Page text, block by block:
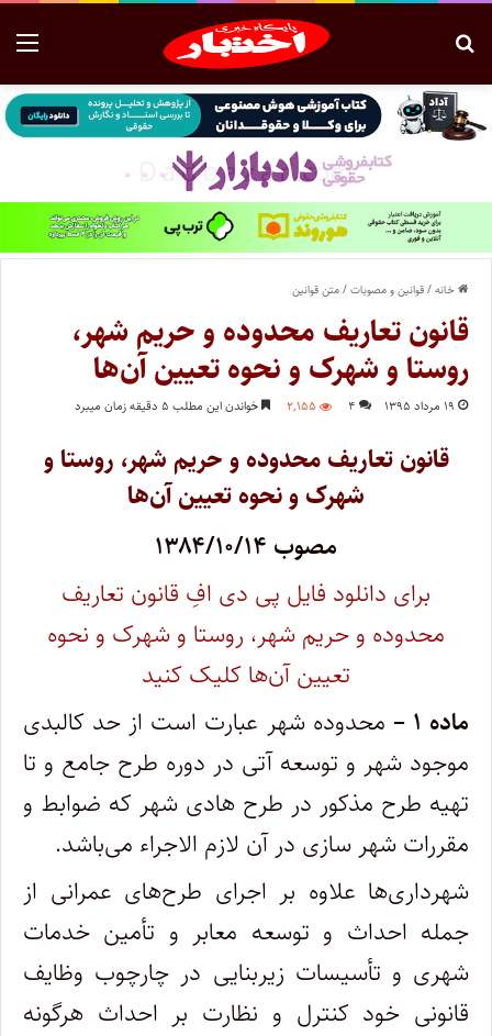
خانه/قوانین و مصوبات/متن قوانین
قانون تعاریف محدوده و حریم شهر،
روستا و شهرک و نحوه تعیین آن‌ها
۱۹ مرداد ۱۳۹۵ ۴ ۲,۱۵۵ خواندن این مطلب ۵ دقیقه زمان میبرد
قانون تعاریف محدوده و حریم شهر، روستا و
شهرک و نحوه تعیین آن‌ها
مصوب ۱۳۸۴/۱۰/۱۴
برای دانلود فایل پی دی افِ قانون تعاریف
محدوده و حریم شهر، روستا و شهرک و نحوه
تعیین آن‌ها کلیک کنید
ماده ۱ –
محدوده شهر عبارت است از حد کالبدی
موجود شهر و توسعه آتی در دوره طرح جامع و تا
تهیه طرح مذکور در طرح هادی شهر که ضوابط و
مقررات شهر سازی در آن لازم الاجراء می‌باشد.
شهرداری‌ها علاوه بر اجرای طرح‌های عمرانی از
جمله احداث و توسعه معابر و تأمین خدمات
شهری و تأسیسات زیربنایی در چارچوب وظایف
قانونی خود کنترل و نظارت بر احداث هرگونه